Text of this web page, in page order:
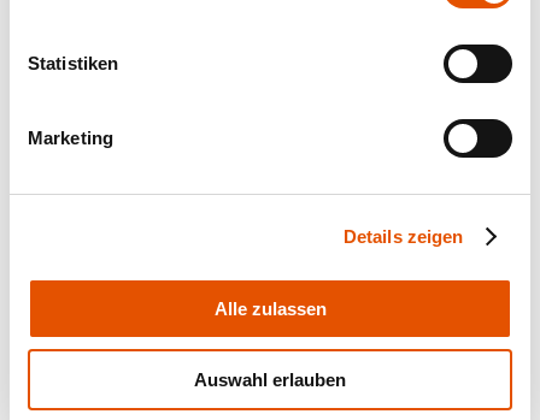
Statistiken
Marketing
Details zeigen
Alle zulassen
Auswahl erlauben